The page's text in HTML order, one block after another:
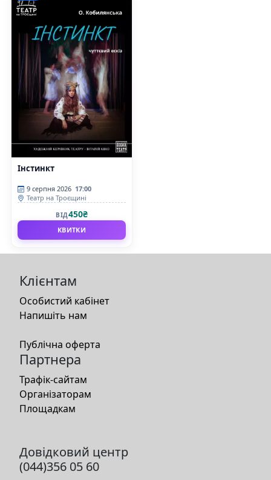
Інстинкт
9 серпня 2026 17:00
Театр на Троєщині
ВІД450₴
КВИТКИ
Клієнтам
Особистий кабінет
Напишіть нам
Публічна оферта
Партнера
Трафік-сайтам
Організаторам
Площадкам
Довідковий центр
(044)356 05 60